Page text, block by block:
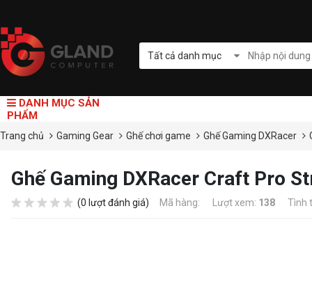
Tất cả danh mục
DANH MỤC SẢN
PHẨM
Trang chủ Gaming Gear Ghế chơi game Ghế Gaming DXRacer
Ghế Gaming DXRacer Craft Pro
(0 lượt đánh giá) Mã hàng: Lượt xem: 138 Tình